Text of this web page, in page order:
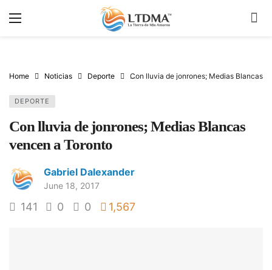
Home Noticias Deporte Con lluvia de jonrones; Medias Blancas
DEPORTE
Con lluvia de jonrones; Medias Blancas
vencen a Toronto
Gabriel Dalexander
June 18, 2017
141 0 0 1,567